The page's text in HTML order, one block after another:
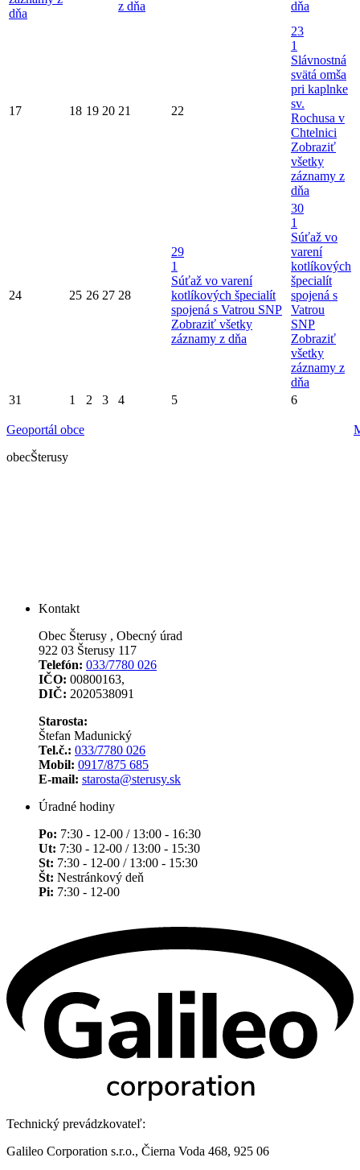
dňa
z dňa
dňa
17 18 19 20 21 22
23
1
Slávnostná
svätá omša
pri kaplnke
sv.
Rochusa v
Chtelnici
Zobraziť
všetky
záznamy z
dňa
24 25 26 27 28
29
1
Súťaž vo varení
kotlíkových špecialít
spojená s Vatrou SNP
Zobraziť všetky
záznamy z dňa
30
1
Súťaž vo
varení
kotlíkových
špecialít
spojená s
Vatrou
SNP
Zobraziť
všetky
záznamy z
dňa
31
1 2 3 4 5 6
Geoportál obce
obecŠterusy
Kontakt
Obec Šterusy , Obecný úrad
922 03 Šterusy 117
Telefón: 033/7780 026
IČO: 00800163,
DIČ: 2020538091
Starosta:
Štefan Madunický
Tel.č.: 033/7780 026
Mobil: 0917/875 685
E-mail: starosta@sterusy.sk
Úradné hodiny
Po: 7:30 - 12-00 / 13:00 - 16:30
Ut: 7:30 - 12-00 / 13:00 - 15:30
St: 7:30 - 12-00 / 13:00 - 15:30
Št: Nestránkový deň
Pi: 7:30 - 12-00
Technický prevádzkovateľ:
Galileo Corporation s.r.o., Čierna Voda 468, 925 06